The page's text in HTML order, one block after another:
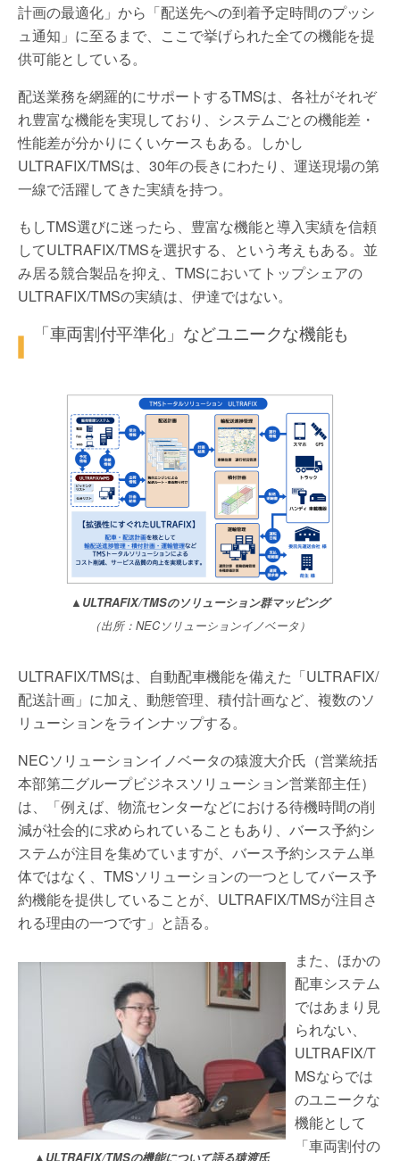
計画の最適化」から「配送先への到着予定時間のプッシ
ュ通知」に至るまで、ここで挙げられた全ての機能を提
供可能としている。
配送業務を網羅的にサポートするTMSは、各社がそれぞ
れ豊富な機能を実現しており、システムごとの機能差・
性能差が分かりにくいケースもある。しかし
ULTRAFIX/TMSは、30年の長きにわたり、運送現場の第
一線で活躍してきた実績を持つ。
もしTMS選びに迷ったら、豊富な機能と導入実績を信頼
してULTRAFIX/TMSを選択する、という考えもある。並
み居る競合製品を抑え、TMSにおいてトップシェアの
ULTRAFIX/TMSの実績は、伊達ではない。
「車両割付平準化」などユニークな機能も
▲ULTRAFIX/TMSのソリューション群マッピング
（出所：NECソリューションイノベータ）
ULTRAFIX/TMSは、自動配車機能を備えた「ULTRAFIX/
配送計画」に加え、動態管理、積付計画など、複数のソ
リューションをラインナップする。
NECソリューションイノベータの猿渡大介氏（営業統括
本部第二グループビジネスソリューション営業部主任）
は、「例えば、物流センターなどにおける待機時間の削
減が社会的に求められていることもあり、バース予約シ
ステムが注目を集めていますが、バース予約システム単
体ではなく、TMSソリューションの一つとしてバース予
約機能を提供していることが、ULTRAFIX/TMSが注目さ
れる理由の一つです」と語る。
▲ULTRAFIX/TMSの機能について語る猿渡氏
また、ほかの
配車システム
ではあまり見
られない、
ULTRAFIX/T
MSならでは
のユニークな
機能として
「車両割付の